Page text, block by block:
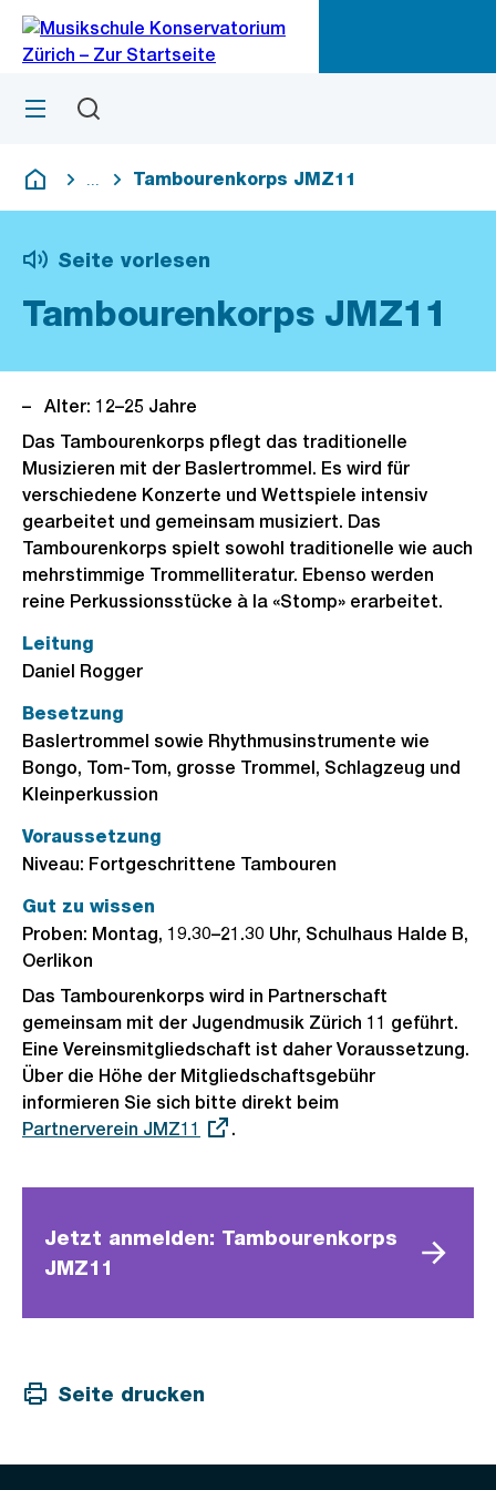
Navigation
Sprunglink
Menü
Deutsch
Blende alle Breadcrumbs ein
Tambourenkorps JMZ11
Seite vorlesen
Tambourenkorps JMZ11
Alter: 12–25 Jahre
Das Tambourenkorps pflegt das traditionelle
Musizieren mit der Baslertrommel. Es wird für
verschiedene Konzerte und Wettspiele intensiv
gearbeitet und gemeinsam musiziert. Das
Tambourenkorps spielt sowohl traditionelle wie auch
mehrstimmige Trommelliteratur. Ebenso werden
reine Perkussionsstücke à la «Stomp» erarbeitet.
Leitung
Daniel Rogger
Besetzung
Baslertrommel sowie Rhythmusinstrumente wie
Bongo, Tom-Tom, grosse Trommel, Schlagzeug und
Kleinperkussion
Voraussetzung
Niveau: Fortgeschrittene Tambouren
Gut zu wissen
Proben: Montag, 19.30–21.30 Uhr, Schulhaus Halde B,
Oerlikon
Das Tambourenkorps wird in Partnerschaft
gemeinsam mit der Jugendmusik Zürich 11 geführt.
Eine Vereinsmitgliedschaft ist daher Voraussetzung.
Über die Höhe der Mitgliedschaftsgebühr
informieren Sie sich bitte direkt beim
Partnerverein JMZ11 .
Jetzt anmelden: Tambourenkorps
JMZ11
Seite drucken